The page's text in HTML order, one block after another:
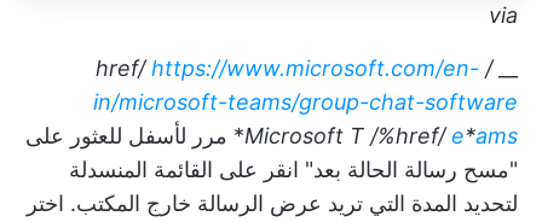
via
/ href/
https://www.microsoft.com/en-
in/microsoft-teams/group-chat-software
Microsoft T /%href/ e*ams
* مرر لأسفل للعثور على
"مسح رسالة الحالة بعد" انقر على القائمة المنسدلة
لتحديد المدة التي تريد عرض الرسالة خارج المكتب. اختر